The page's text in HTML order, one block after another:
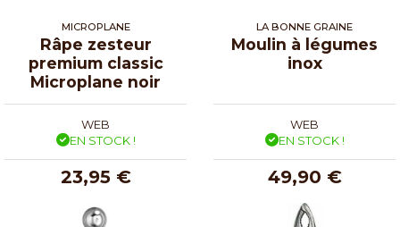
MICROPLANE
Râpe zesteur
premium classic
Microplane noir
WEB
EN STOCK !
23,95 €
LA BONNE GRAINE
Moulin à légumes
inox
WEB
EN STOCK !
49,90 €